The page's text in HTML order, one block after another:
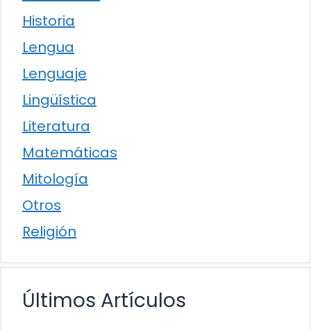
Historia
Lengua
Lenguaje
Lingüística
Literatura
Matemáticas
Mitología
Otros
Religión
Últimos Artículos